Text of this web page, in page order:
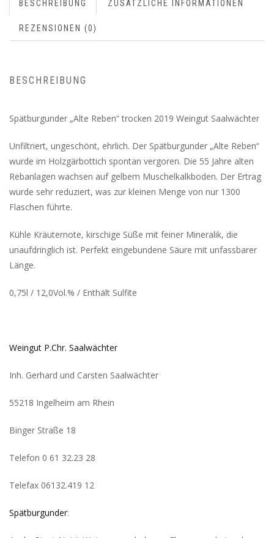
BESCHREIBUNG ZUSÄTZLICHE INFORMATIONEN
REZENSIONEN (0)
BESCHREIBUNG
Spätburgunder „Alte Reben“ trocken 2019 Weingut Saalwächter
Unfiltriert, ungeschönt, ehrlich. Der Spätburgunder „Alte Reben“
wurde im Holzgärbottich spontan vergoren. Die 55 Jahre alten
Rebanlagen wachsen auf gelbem Muschelkalkboden. Der Ertrag
wurde sehr reduziert, was zur kleinen Menge von nur 1300
Flaschen führte.
Kühle Kräuternote, kirschige Süße mit feiner Mineralik, die
unaufdringlich ist. Perfekt eingebundene Säure mit unfassbarer
Länge.
0,75l / 12,0Vol.% / Enthält Sulfite
Weingut P.Chr. Saalwächter
Inh. Gerhard und Carsten Saalwächter
55218 Ingelheim am Rhein
Binger Straße 18
Telefon 0 61 32.23 28
Telefax 06132.419 12
Spätburgunder: